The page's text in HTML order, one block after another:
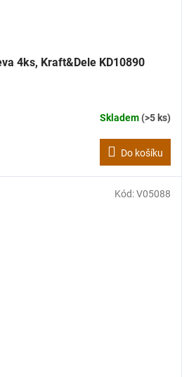
4ks, Kraft&Dele KD10890
Skladem(>5 ks)
Do košíku
Kód:V05088